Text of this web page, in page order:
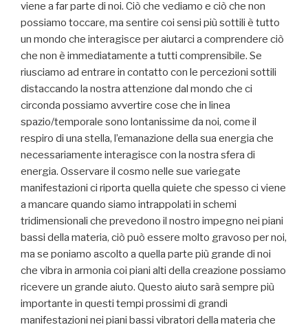
viene a far parte di noi. Ciò che vediamo e ciò che non
possiamo toccare, ma sentire coi sensi più sottili è tutto
un mondo che interagisce per aiutarci a comprendere ciò
che non è immediatamente a tutti comprensibile. Se
riusciamo ad entrare in contatto con le percezioni sottili
distaccando la nostra attenzione dal mondo che ci
circonda possiamo avvertire cose che in linea
spazio/temporale sono lontanissime da noi, come il
respiro di una stella, l’emanazione della sua energia che
necessariamente interagisce con la nostra sfera di
energia. Osservare il cosmo nelle sue variegate
manifestazioni ci riporta quella quiete che spesso ci viene
a mancare quando siamo intrappolati in schemi
tridimensionali che prevedono il nostro impegno nei piani
bassi della materia, ciò può essere molto gravoso per noi,
ma se poniamo ascolto a quella parte più grande di noi
che vibra in armonia coi piani alti della creazione possiamo
ricevere un grande aiuto. Questo aiuto sarà sempre più
importante in questi tempi prossimi di grandi
manifestazioni nei piani bassi vibratori della materia che